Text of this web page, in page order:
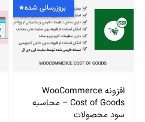
بروزرسانی شده
افزونه WooCommerce
Cost of Goods – محاسبه
سود محصولات